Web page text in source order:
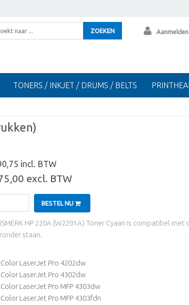
Aanmelden
ZOEKEN
TONERS / INKJET / DRUMS / BELTS
incl. BTW
excl. BTW
BESTEL NU
HP 220A (W2201A) Toner Cyaan is compatibel met
staan.
Color LaserJet Pro 4202dw
Color LaserJet Pro 4302dw
Color LaserJet Pro MFP 4303dw
Color LaserJet Pro MFP 4303fdn